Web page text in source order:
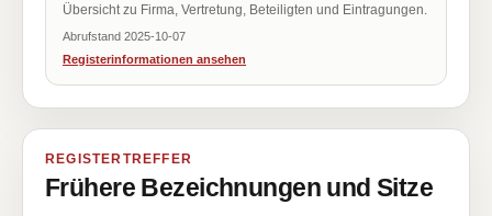
Übersicht zu Firma, Vertretung, Beteiligten und Eintragungen.
Abrufstand 2025-10-07
Registerinformationen ansehen
REGISTERTREFFER
Frühere Bezeichnungen und Sitze